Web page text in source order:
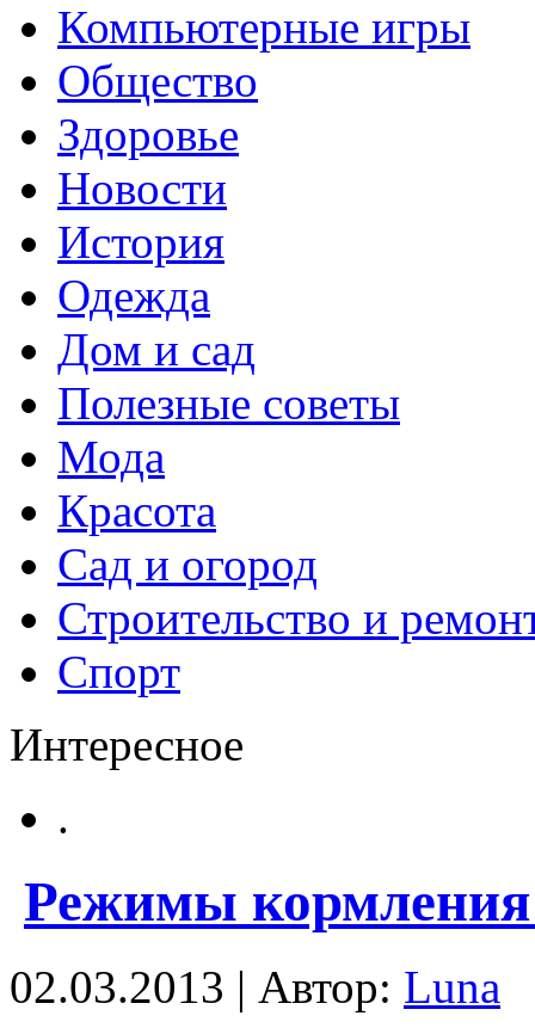
Компьютерные игры
Общество
Здоровье
Новости
История
Одежда
Дом и сад
Полезные советы
Мода
Красота
Сад и огород
Строительство и
Спорт
Интересное
.
Режимы кормления
02.03.2013 | Автор: Luna